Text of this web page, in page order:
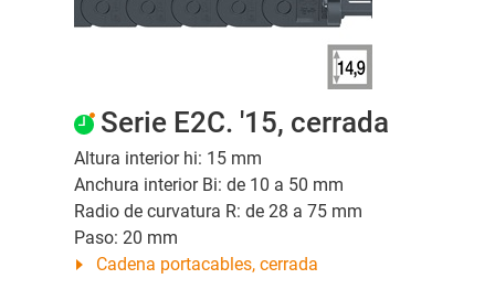
Serie E2C. '15, cerrada
Altura interior hi: 15 mm
Anchura interior Bi: de 10 a 50 mm
Radio de curvatura R: de 28 a 75 mm
Paso: 20 mm
Cadena portacables, cerrada